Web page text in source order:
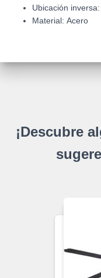
Ubicación
Material: Acero
¡Descubre